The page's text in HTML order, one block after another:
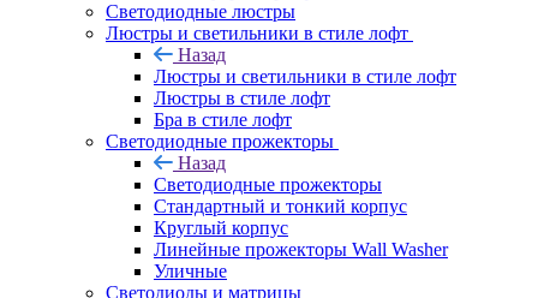
Светодиодные люстры
Люстры и светильники в стиле лофт
Назад
Люстры и светильники в стиле лофт
Люстры в стиле лофт
Бра в стиле лофт
Светодиодные прожекторы
Назад
Светодиодные прожекторы
Стандартный и тонкий корпус
Круглый корпус
Линейные прожекторы Wall Washer
Уличные
Светодиоды и матрицы